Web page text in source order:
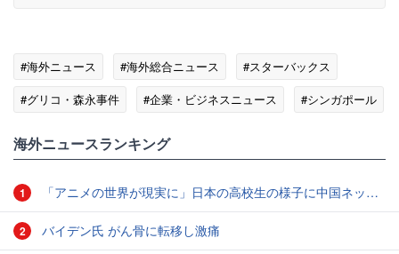
#海外ニュース #海外総合ニュース
#スターバックス
#グリコ・森永事件
#企業・ビジネスニュース #シンガポール
海外ニュースランキング
1 「アニメの世界が現実に」日本の高校生の様子に中国ネット「青春」「うらやましい」
2 バイデン氏 がん骨に転移し激痛